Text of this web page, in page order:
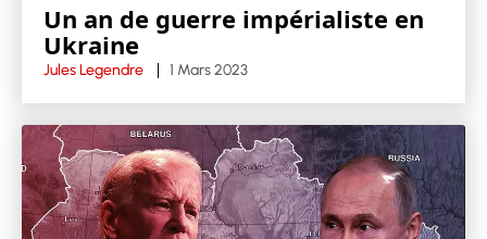
Un an de guerre impérialiste en
Ukraine
Jules Legendre 1 Mars 2023